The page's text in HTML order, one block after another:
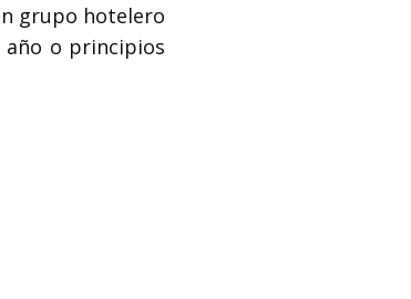
grupo hotelero
año o principios